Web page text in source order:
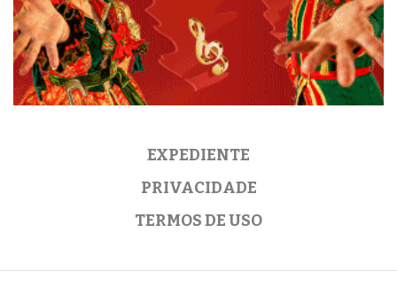
EXPEDIENTE
PRIVACIDADE
TERMOS DE USO